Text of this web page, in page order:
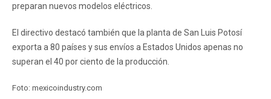
preparan nuevos modelos eléctricos.
El directivo destacó también que la planta de San Luis Potosí
exporta a 80 países y sus envíos a Estados Unidos apenas no
superan el 40 por ciento de la producción.
Foto: mexicoindustry.com